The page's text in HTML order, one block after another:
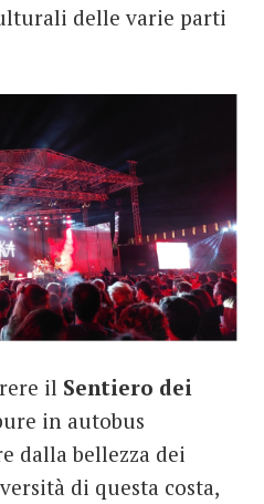
delle varie parti
il Sentiero dei
in autobus
dalla bellezza dei
di questa costa,